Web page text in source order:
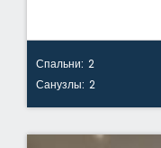
Спальни: 2
Санузлы: 2